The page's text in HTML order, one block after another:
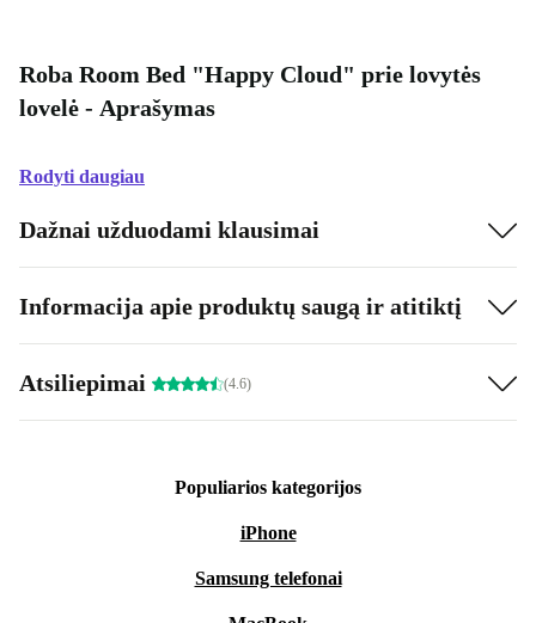
Roba Room Bed "Happy Cloud" prie lovytės
lovelė - Aprašymas
Rodyti daugiau
Dažnai užduodami klausimai
Informacija apie produktų saugą ir atitiktį
Atsiliepimai (4.6)
Populiarios kategorijos
iPhone
Samsung telefonai